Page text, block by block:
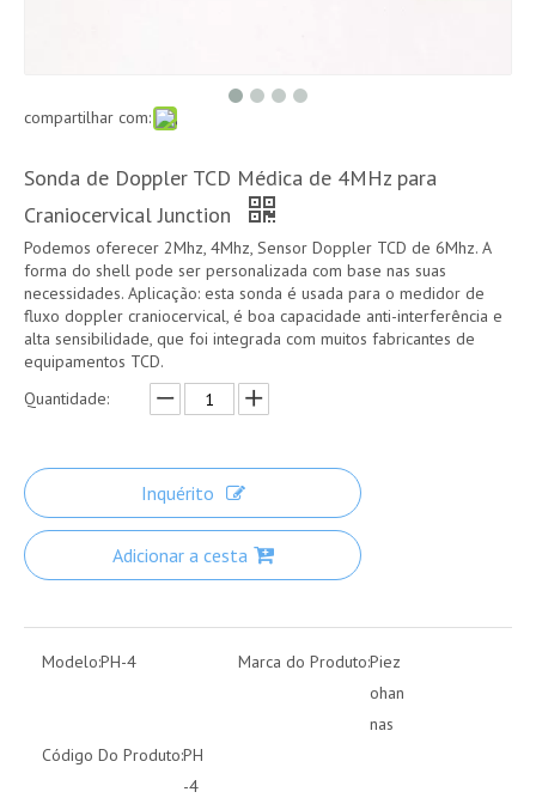
compartilhar com:
Sonda de Doppler TCD Médica de 4MHz para
Craniocervical Junction
Podemos oferecer 2Mhz, 4Mhz, Sensor Doppler TCD de 6Mhz. A
forma do shell pode ser personalizada com base nas suas
necessidades. Aplicação: esta sonda é usada para o medidor de
fluxo doppler craniocervical, é boa capacidade anti-interferência e
alta sensibilidade, que foi integrada com muitos fabricantes de
equipamentos TCD.
Quantidade:
Inquérito
Adicionar a cesta
Modelo:PH-4 Marca do Produto:Piez
ohan
nas
Código Do Produto:PH
-4